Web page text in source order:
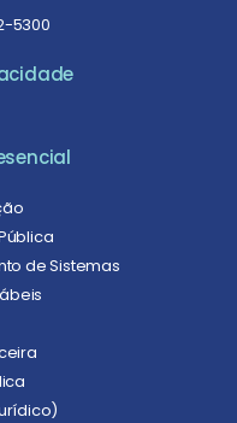
5300
de Sistemas